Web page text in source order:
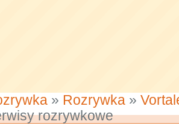
» Rozrywka »
rozrywkowe